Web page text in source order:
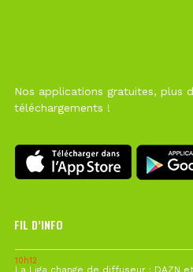
Nos applications gratuites, plus
téléchargements !
FIL D’INFO
10h12